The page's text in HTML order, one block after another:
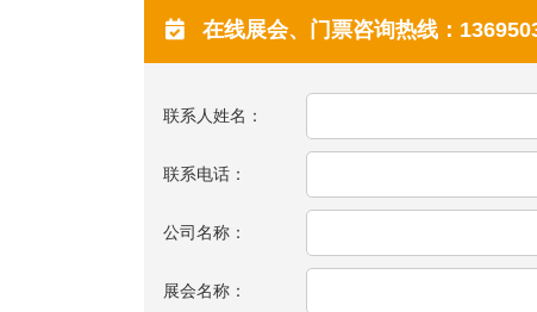
在线展会、门票咨询热线：
联系人姓名：
联系电话：
公司名称：
展会名称：